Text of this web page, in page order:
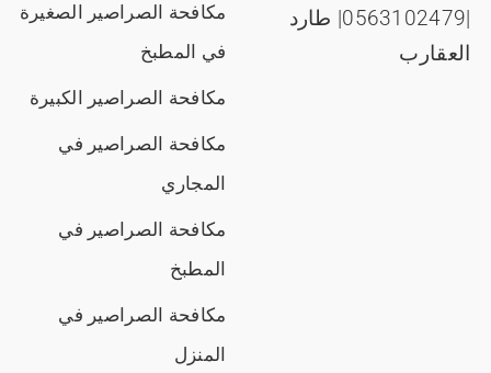
|0563102479| طارد
العقارب
مكافحة الصراصير الصغيرة
في المطبخ
مكافحة الصراصير الكبيرة
مكافحة الصراصير في
المجاري
مكافحة الصراصير في
المطبخ
مكافحة الصراصير في
المنزل